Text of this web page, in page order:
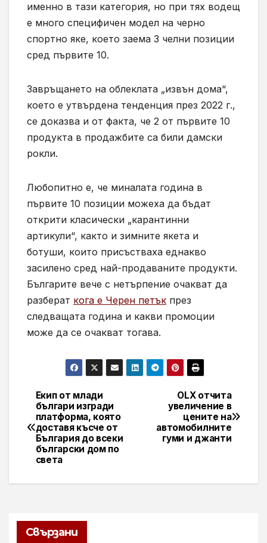
именно в тази категория, но при тях водещ
е много специфичен модел на черно
спортно яке, което заема 3 челни позиции
сред първите 10.
Завръщането на облеклата „извън дома“,
което е утвърдена тенденция през 2022 г.,
се доказва и от факта, че 2 от първите 10
продукта в продажбите са били дамски
рокли.
Любопитно е, че миналата година в
първите 10 позиции можеха да бъдат
открити класически „карантинни
артикули“, както и зимните якета и
ботуши, които присъстваха еднакво
засилено сред най-продаваните продукти.
Българите вече с нетърпение очакват да
разберат кога е Черен петък през
следващата година и какви промоции
може да се очакват тогава.
Навигация
OLX отчита
увеличение в
цените на
автомобилните
гуми и джанти
Екип от млади
българи изгради
платформа, която
доставя късче от
България до всеки
български дом по
света
Свързани